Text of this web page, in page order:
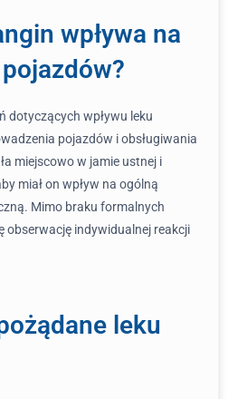
wpływa na
dotyczących wpływu leku
pojazdów i obsługiwania
miejscowo w jamie ustnej i
miał on wpływ na ogólną
Mimo braku formalnych
obserwację indywidualnej reakcji
leku